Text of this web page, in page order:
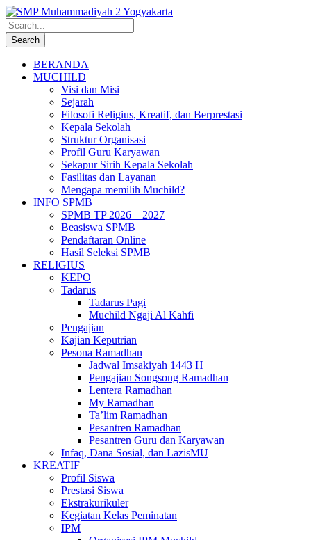
BERANDA
MUCHILD
Visi dan Misi
Sejarah
Filosofi Religius, Kreatif, dan Berprestasi
Kepala Sekolah
Struktur Organisasi
Profil Guru Karyawan
Sekapur Sirih Kepala Sekolah
Fasilitas dan Layanan
Mengapa memilih Muchild?
INFO SPMB
SPMB TP 2026 – 2027
Beasiswa SPMB
Pendaftaran Online
Hasil Seleksi SPMB
RELIGIUS
KEPO
Tadarus
Tadarus Pagi
Muchild Ngaji Al Kahfi
Pengajian
Kajian Keputrian
Pesona Ramadhan
Jadwal Imsakiyah 1443 H
Pengajian Songsong Ramadhan
Lentera Ramadhan
My Ramadhan
Ta’lim Ramadhan
Pesantren Ramadhan
Pesantren Guru dan Karyawan
Infaq, Dana Sosial, dan LazisMU
KREATIF
Profil Siswa
Prestasi Siswa
Ekstrakurikuler
Kegiatan Kelas Peminatan
IPM